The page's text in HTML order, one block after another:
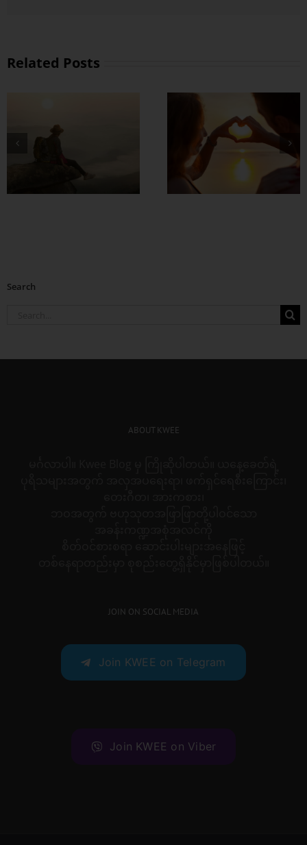
Related Posts
အချစ်တွေ ပိုတိုးလာ
Search
ABOUT KWEE
JOIN ON SOCIAL MEDIA
Join KWEE on Telegram
Join KWEE on Viber